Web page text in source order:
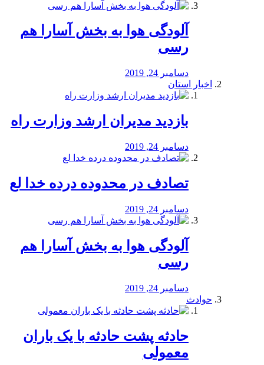
آلودگی هوا به بخش آسارا هم
رسی
دسامبر 24, 2019
اخبار استان
بازدید مدیران ارشد وزارت راه
دسامبر 24, 2019
تصادف در محدوده درده خدا لع
دسامبر 24, 2019
آلودگی هوا به بخش آسارا هم
رسی
دسامبر 24, 2019
حوادث
️حادثه پشت حادثه با یک باران
معمولی